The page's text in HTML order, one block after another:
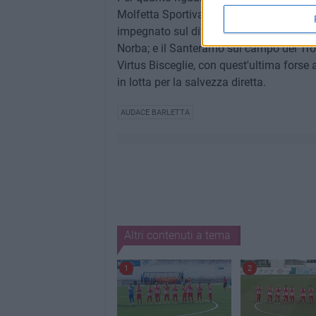
Molfetta Sportiva, proveranno a
impegnato sul difficile campo del Don
Norba; e il Santeramo sul campo del
Virtus Bisceglie, con quest'ultima
in lotta per la salvezza diretta.
AUDACE BARLETTA
Altri contenuti a tema
1 2